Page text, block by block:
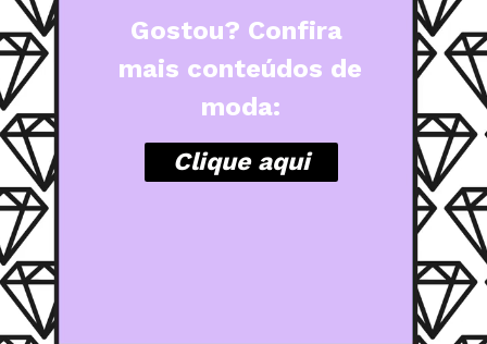
Clique aqui
Gostou? Confira
mais conteúdos de
moda: